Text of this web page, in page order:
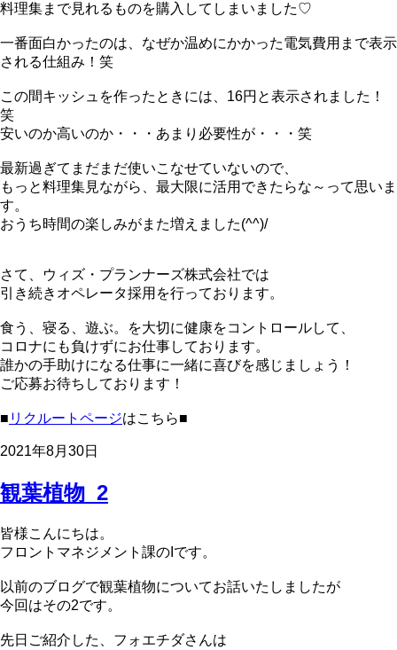
料理集まで見れるものを購入してしまいました♡
一番面白かったのは、なぜか温めにかかった電気費用まで表示
される仕組み！笑
この間キッシュを作ったときには、16円と表示されました！
笑
安いのか高いのか・・・あまり必要性が・・・笑
最新過ぎてまだまだ使いこなせていないので、
もっと料理集見ながら、最大限に活用できたらな～って思いま
す。
おうち時間の楽しみがまた増えました(^^)/
さて、ウィズ・プランナーズ株式会社では
引き続きオペレータ採用を行っております。
食う、寝る、遊ぶ。を大切に健康をコントロールして、
コロナにも負けずにお仕事しております。
誰かの手助けになる仕事に一緒に喜びを感じましょう！
ご応募お待ちしております！
■ リクルートページはこちら■
2021年8月30日
観葉植物_2
皆様こんにちは。
フロントマネジメント課のIです。
以前のブログで観葉植物についてお話いたしましたが
今回はその2です。
先日ご紹介した、フォエチダさんは